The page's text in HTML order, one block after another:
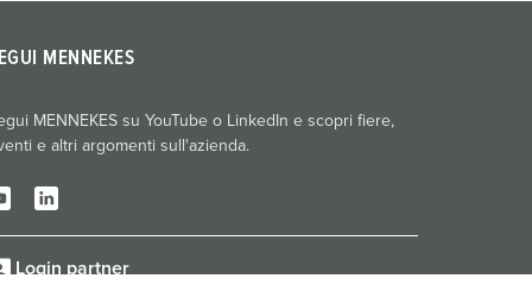
MENNEKES
MENNEKES su YouTube o LinkedIn e scopri fiere,
e altri argomenti sull'azienda.
Login partner